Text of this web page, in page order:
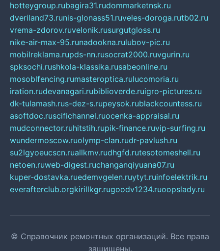
hotteygroup.rubagira31.rudommarketnsk.ru
dveriland73.runis-glonass51.ruveles-doroga.rutb02.ru
vrema-zdorov.ruvelonik.rusurgutgloss.ru
nike-air-max-95.runadookna.rulubov-pic.ru
mobilreklama.rupds-nn.rusocrat2000.ruvgurin.ru
spksochi.rushkola-klassika.rusabeonline.ru
mosoblfencing.rumasteroptica.rulucomoria.ru
iration.rudevanagari.rubiblioverde.ruigro-pictures.ru
dk-tulamash.rus-dez-s.rupeysok.rublackcountess.ru
asoftdoc.ruscifichannel.ruocenka-appraisal.ru
mudconnector.ruhitstih.rupik-finance.ruvip-surfing.ru
wundermoscow.ruolymp-clan.rudr-pavlush.ru
su2lgyoeucscn.ruallkmv.rudhgfd.rutesotomeshell.ru
netoen.ruweb-digest.ruchanganqiyuana07.ru
kuper-dostavka.ruedemvgelen.ruytyt.ruinfoelektrik.ru
everafterclub.orgkirillkgr.rugoodv1234.ruoopslady.ru
© Справочник ремонтных организаций. Все права
защищены.